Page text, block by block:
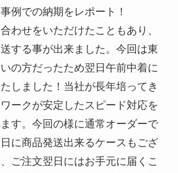
例での納期をレポート！
わせをいただけたこともあり、
する事が出来ました。今回は東
の方だったため翌日午前中着に
しました！当社が長年培ってき
ークが安定したスピード対応を
す。今回の様に通常オーダーで
に商品発送出来るケースもござ
ご注文翌日にはお手元に届くこ